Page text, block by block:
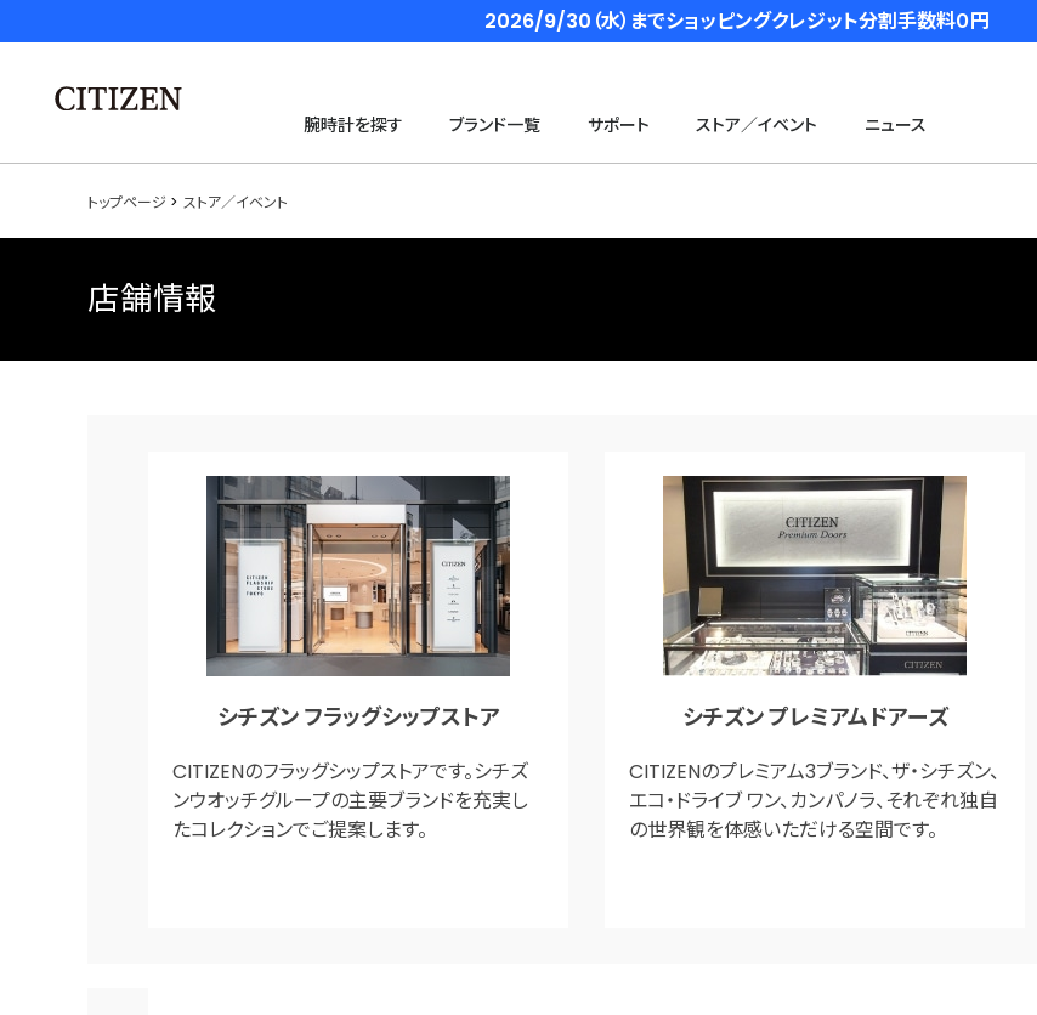
2026/9/30（水）までショッピングクレジット分割手数料０円
腕時計を探す ブランド一覧 サポート ストア／イベント ニュース
トップページ ストア／イベント
店舗情報
シチズン フラッグシップストア
CITIZENのフラッグシップストアです。シチズ
ンウオッチグループの主要ブランドを充実し
たコレクションでご提案します。
シチズン プレミアムドアーズ
CITIZENのプレミアム3ブランド、ザ・シチズン、
エコ・ドライブ ワン、カンパノラ、それぞれ独自
の世界観を体感いただける空間です。